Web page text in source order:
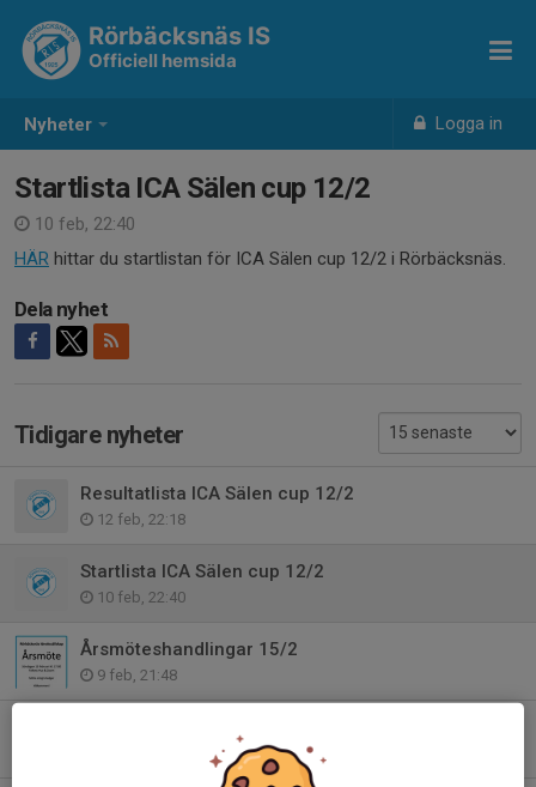
Nyheter Logga in
Rörbäcksnäs IS
Officiell hemsida
Startlista ICA Sälen cup 12/2
10 feb, 22:40
HÄR hittar du startlistan för ICA Sälen cup 12/2 i Rörbäcksnäs.
Dela nyhet
Tidigare nyheter
Resultatlista ICA Sälen cup 12/2
12 feb, 22:18
Startlista ICA Sälen cup 12/2
10 feb, 22:40
Årsmöteshandlingar 15/2
9 feb, 21:48